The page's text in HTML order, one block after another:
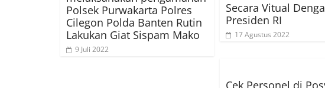
Polsek Purwakarta Polres
Cilegon Polda Banten Rutin
Lakukan Giat Sispam Mako
9 Juli 2022
Secara Vitual
Presiden RI
17 Agustus 2022
Cek Personel di